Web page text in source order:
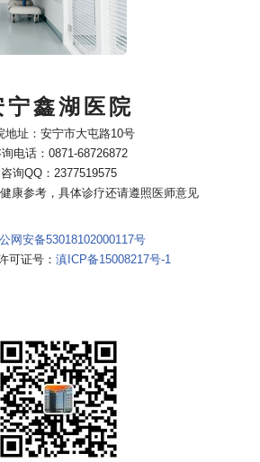
宁鑫湖医院
地址：安宁市大屯路10号
询电话：0871-68726872
咨询QQ：2377519575
康参考，具体诊疗还请遵照医师意见
网安备53018102000117号
可证号： 滇ICP备15008217号-1